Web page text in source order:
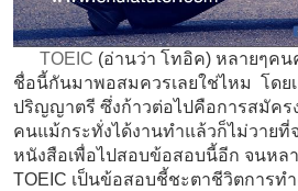
TOEIC (อ่านว่า โทอิค) หลายๆค
ชื่อนี้กันมาพอสมควรเลยใช่ไหม โดย
ปริญญาตรี ซึ่งก้าวต่อไปคือการสมัคร
คนแม้กระทั่งได้งานทำแล้วก็ไม่วายที่
หนังสือเพื่อไปสอบข้อสอบนี้อีก จนหล
TOEIC เป็นข้อสอบชี้ชะตาชีวิตการทำ